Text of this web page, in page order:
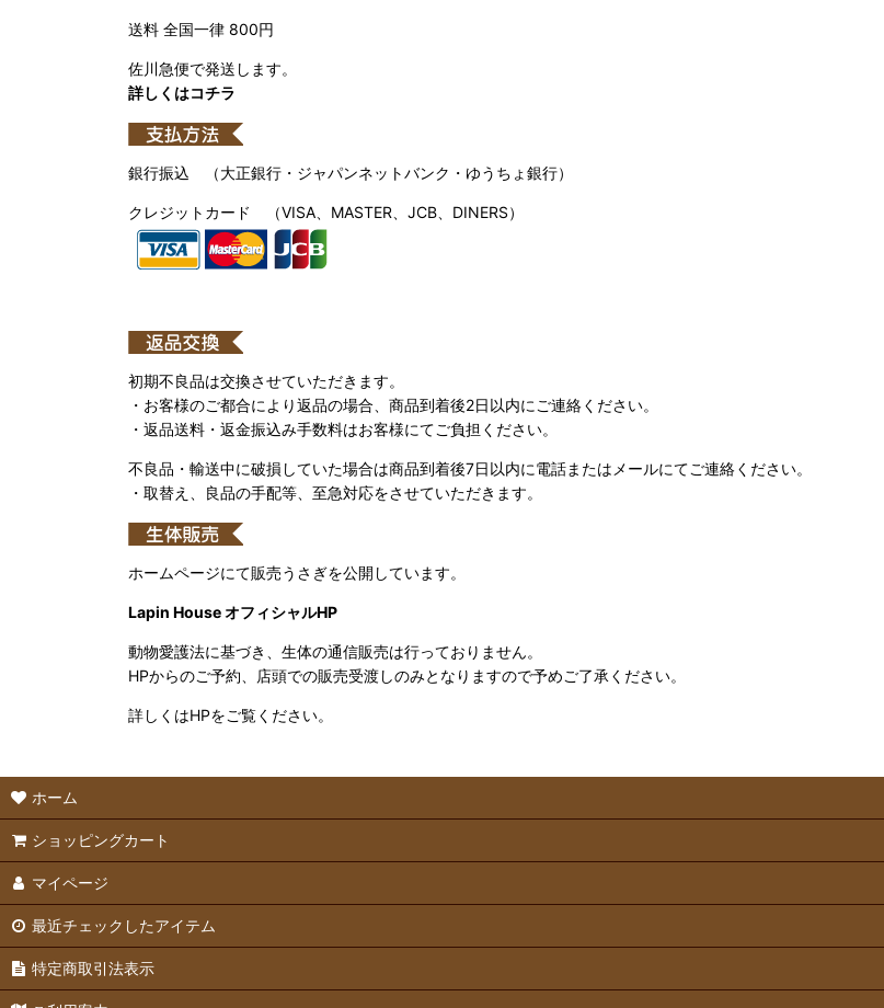
送料 全国一律 800円
佐川急便で発送します。
詳しくはコチラ
銀行振込 （大正銀行・ジャパンネットバンク・ゆうちょ銀行）
クレジットカード （VISA、MASTER、JCB、DINERS）
初期不良品は交換させていただきます。
・お客様のご都合により返品の場合、商品到着後2日以内にご連絡ください。
・返品送料・返金振込み手数料はお客様にてご負担ください。
不良品・輸送中に破損していた場合は商品到着後7日以内に電話またはメールにてご連絡ください。
・取替え、良品の手配等、至急対応をさせていただきます。
ホームページにて販売うさぎを公開しています。
Lapin House オフィシャルHP
動物愛護法に基づき、生体の通信販売は行っておりません。
HPからのご予約、店頭での販売受渡しのみとなりますので予めご了承ください。
詳しくはHPをご覧ください。
ホーム
ショッピングカート
マイページ
最近チェックしたアイテム
特定商取引法表示